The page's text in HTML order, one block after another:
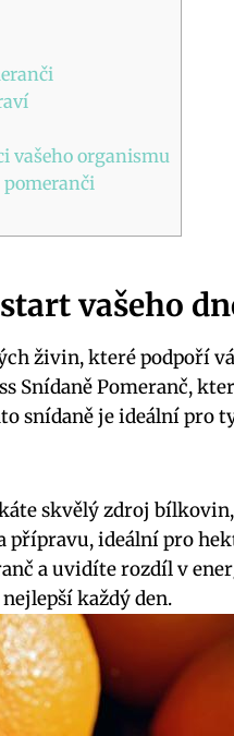
vašeho organismu
pomeranči
vašeho
živin, které podpoří
Snídaně Pomeranč,
snídaně je ideální pro
skvělý zdroj
přípravu, ideální pro
a uvidíte rozdíl v
každý den.